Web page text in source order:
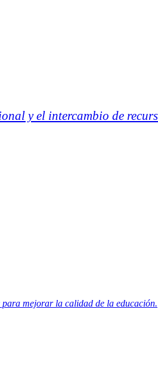
y el intercambio de
mejorar la calidad de la educación.